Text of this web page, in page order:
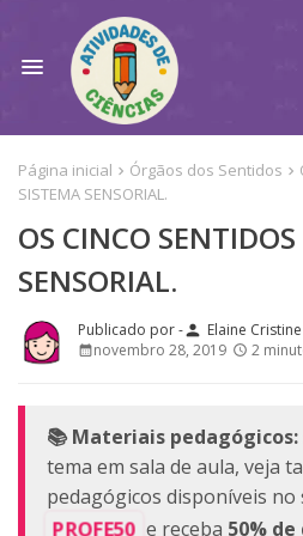
Página inicial Órgãos dos Sentidos
SISTEMA SENSORIAL.
OS CINCO
SENSORIAL.
person Elaine Cristine
novembro 28, 2019
2
📚 Materiais pedagógicos:
tema em sala de aula, veja
pedagógicos disponíveis no
PROFE50 e receba 50%